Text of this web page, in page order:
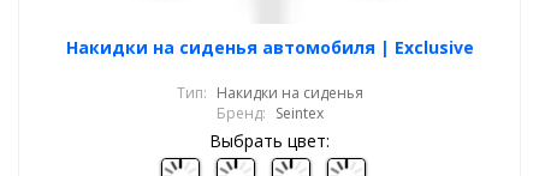
Накидки на сиденья автомобиля | Exclusive
Тип: Накидки на сиденья
Бренд: Seintex
Выбрать цвет: